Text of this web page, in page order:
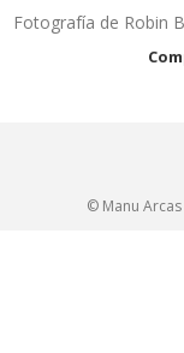
Fotografía de Robin
© Manu